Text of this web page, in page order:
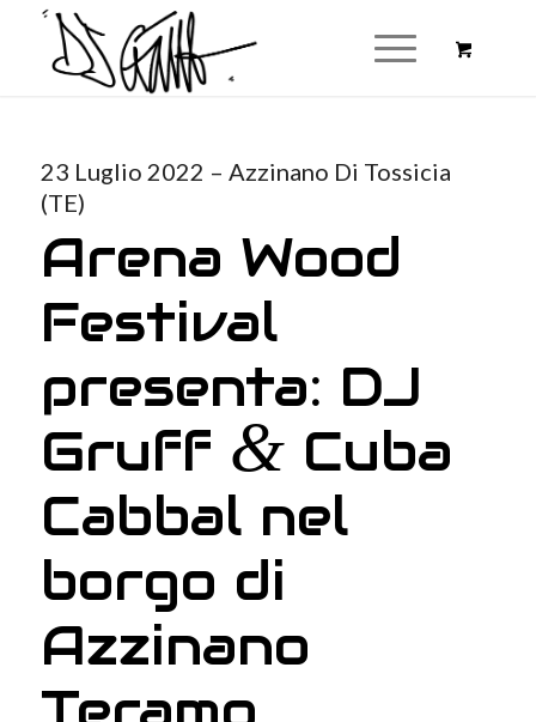
23 Luglio 2022 – Azzinano Di Tossicia
(TE)
Arena Wood
Festival
presenta: DJ
Gruff &Cuba
Cabbal nel
borgo di
Azzinano